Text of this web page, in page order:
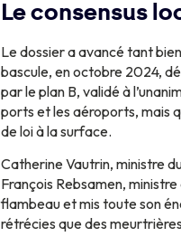
Le consensus
Le dossier a avancé tant
bascule, en octobre 2024,
par le plan B, validé à
ports et les aéroports, mais
de loi à la surface.
Catherine Vautrin, ministre
François Rebsamen,
flambeau et mis toute son
rétrécies que des